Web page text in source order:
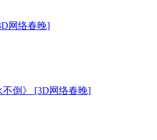
网络春晚]
倒》 [3D网络春晚]